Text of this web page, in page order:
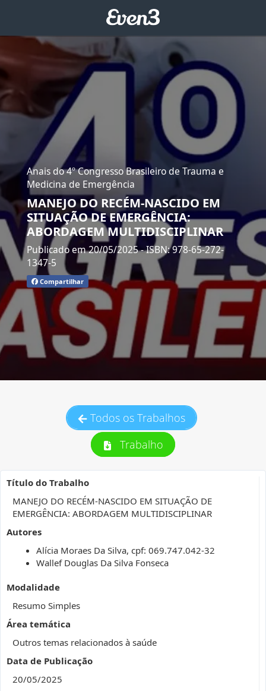
Anais do 4º Congresso Brasileiro de Trauma e
Medicina de Emergência
MANEJO DO RECÉM-NASCIDO EM
SITUAÇÃO DE EMERGÊNCIA:
ABORDAGEM MULTIDISCIPLINAR
Publicado em 20/05/2025- ISBN: 978-65-272-
1347-5
Compartilhar
Todos os Trabalhos
Trabalho
Título do Trabalho
MANEJO DO RECÉM-NASCIDO EM SITUAÇÃO DE
EMERGÊNCIA: ABORDAGEM MULTIDISCIPLINAR
Autores
Alícia Moraes Da Silva, cpf: 069.747.042-32
Wallef Douglas Da Silva Fonseca
Modalidade
Resumo Simples
Área temática
Outros temas relacionados à saúde
Data de Publicação
20/05/2025